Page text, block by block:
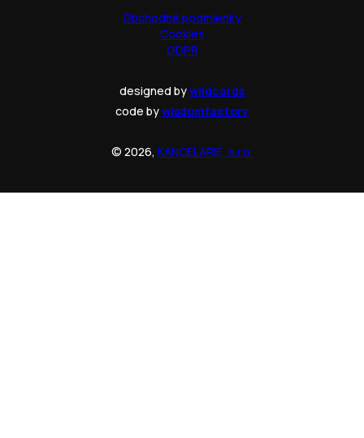
Obchodné podmienky
Cookies
GDPR
designed bywildcards
code bywisdomfactory
© 2026, KANCELARIE, s.r.o.